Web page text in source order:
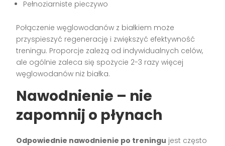
Pełnoziarniste pieczywo
Połączenie węglowodanów z białkiem może
przyspieszyć regenerację i zwiększyć efektywność
treningu. Proporcje zależą od indywidualnych celów,
ale ogólnie zaleca się spożycie 2-3 razy więcej
węglowodanów niż białka.
Nawodnienie – nie
zapomnij o płynach
Odpowiednie nawodnienie po treningu jest często